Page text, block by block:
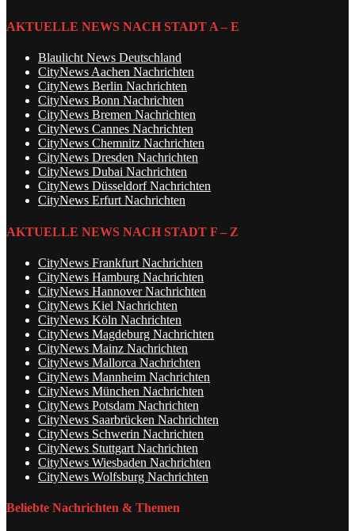
AKTUELLE NEWS NACH STADT A – E
Blaulicht News Deutschland
CityNews Aachen Nachrichten
CityNews Berlin Nachrichten
CityNews Bonn Nachrichten
CityNews Bremen Nachrichten
CityNews Cannes Nachrichten
CityNews Chemnitz Nachrichten
CityNews Dresden Nachrichten
CityNews Dubai Nachrichten
CityNews Düsseldorf Nachrichten
CityNews Erfurt Nachrichten
AKTUELLE NEWS NACH STADT F – Z
CityNews Frankfurt Nachrichten
CityNews Hamburg Nachrichten
CityNews Hannover Nachrichten
CityNews Kiel Nachrichten
CityNews Köln Nachrichten
CityNews Magdeburg Nachrichten
CityNews Mainz Nachrichten
CityNews Mallorca Nachrichten
CityNews Mannheim Nachrichten
CityNews München Nachrichten
CityNews Potsdam Nachrichten
CityNews Saarbrücken Nachrichten
CityNews Schwerin Nachrichten
CityNews Stuttgart Nachrichten
CityNews Wiesbaden Nachrichten
CityNews Wolfsburg Nachrichten
Beliebte Nachrichten & Themen